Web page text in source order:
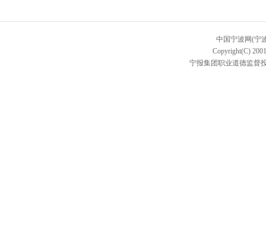
中国宁波网(宁
Copyright(C)
宁报集团职业道德监督